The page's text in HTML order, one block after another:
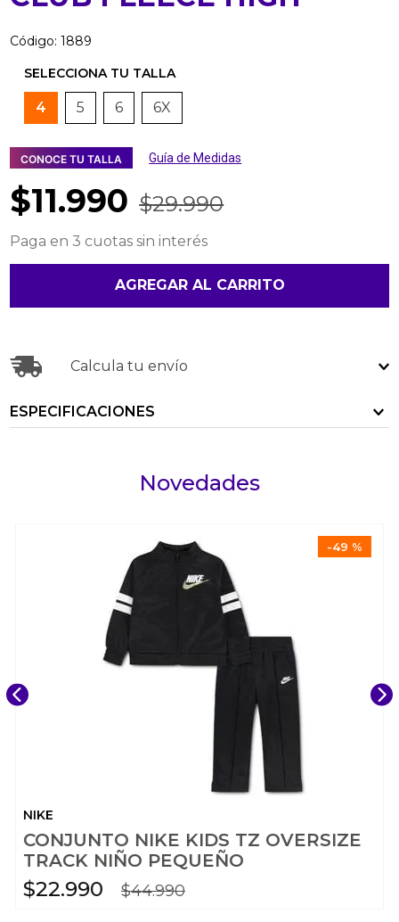
Código:1889
4 5 6 6X
CONOCE TU TALLA Guía de Medidas
$11.990 $29.990
Paga en 3 cuotas sin interés
AGREGAR AL CARRITO
Calcula tu envío
ESPECIFICACIONES
Novedades
-49 %
NIKE
CONJUNTO NIKE KIDS TZ OVERSIZE
TRACK NIÑO PEQUEÑO
$22.990 $44.990